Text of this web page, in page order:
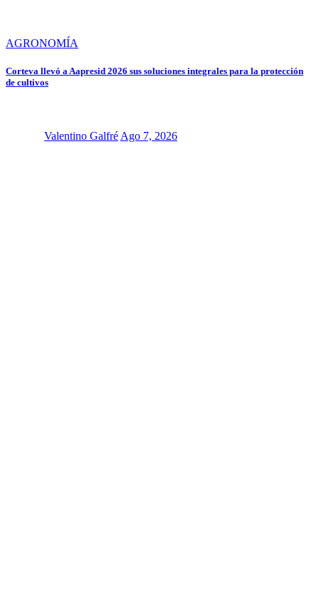
AGRONOMÍA
Corteva llevó a Aapresid 2026 sus soluciones integrales para la protección
de cultivos
Valentino Galfré Ago 7, 2026